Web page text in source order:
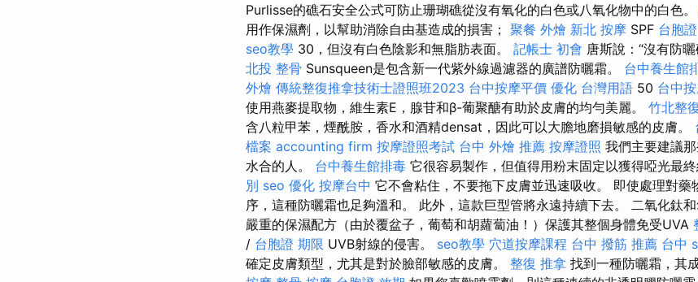
Purlisse的礁石安全公式可防止珊瑚礁從沒有氧化的白色或八氧化物中的白色。
用作保濕劑，以幫助消除自由基造成的損害； 聚餐 外燴 新北 按摩 SPF 台胞
seo教學 30，但沒有白色陰影和無脂肪表面。 記帳士 初會 唐斯說：“沒有防
北投 整骨 Sunsqueen是包含新一代紫外線過濾器的廣譜防曬霜。 台中養生館
外燴 傳統整復推拿技術士證照班2023 台中按摩平價 優化 台灣用語 50 台中
使用燕麥提取物，維生素E，腺苷和β-葡聚醣有助於皮膚的均勻美麗。 竹北整
含八粒甲苯，煙酰胺，香水和酒精densat，因此可以大膽地磨損敏感的皮膚。
檔案 accounting firm 按摩證照考試 台中 外燴 推薦 按摩證照 我們主要建議
水合的人。 台中養生館排毒 它很容易製作，但值得用粉末固定以獲得啞光最終
別 seo 優化 按摩台中 它不會粘住，不要拖下皮膚並迅速吸收。 即使處理對藥
序，這種防曬霜也足夠溫和。 此外，這款巨型管將永遠持續下去。 二氧化鈦
嚴重的保濕配方（由於覆盆子，葡萄和胡蘿蔔油！）保護其整個身體免受UVA
/ 台胞證 期限 UVB射線的侵害。 seo教學 穴道按摩課程 台中 撥筋 推薦 台中
確定皮膚類型，尤其是對於臉部敏感的皮膚。 整復 推拿 找到一種防曬霜，其